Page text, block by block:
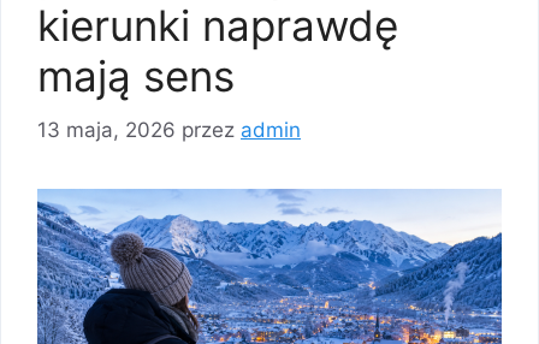
kierunki naprawdę
mają sens
13 maja, 2026 przez admin